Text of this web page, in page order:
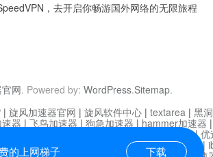
，去开启你畅游国外网络的无限旅程
网. Powered by: WordPress.Sitemap.
的上网梯子 下载
| 旋风加速器官网 | 旋风软件中心 | textarea | 黑
器 | 飞鸟加速器 | 狗急加速器 | hammer加速器
迷雾通|优
加速 |falemon 快橙加速器|anycast加速器 |